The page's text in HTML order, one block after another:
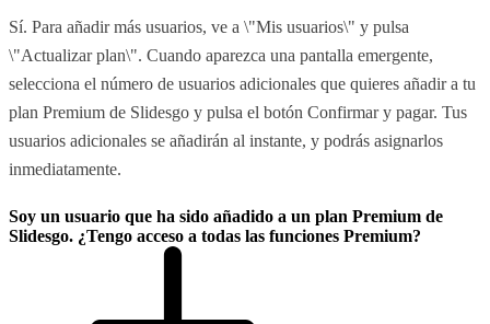
Sí. Para añadir más usuarios, ve a \"Mis usuarios\" y pulsa
\"Actualizar plan\". Cuando aparezca una pantalla emergente,
selecciona el número de usuarios adicionales que quieres añadir a tu
plan Premium de Slidesgo y pulsa el botón Confirmar y pagar. Tus
usuarios adicionales se añadirán al instante, y podrás asignarlos
inmediatamente.
Soy un usuario que ha sido añadido a un plan Premium de
Slidesgo. ¿Tengo acceso a todas las funciones Premium?